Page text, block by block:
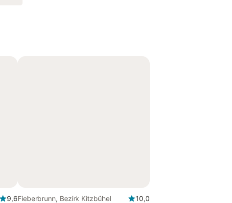
9,6Fieberbrunn, Bezirk Kitzbühel
10,0